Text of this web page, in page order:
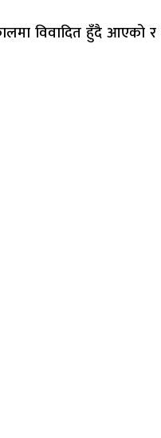
विवादित हुँदै आएको र